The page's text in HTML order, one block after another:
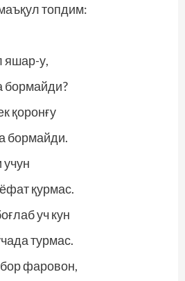
топдим:
яшар-у,
бормайди?
қоронғу
бормайди.
учун
қурмас.
уч кун
турмас.
фаровон,